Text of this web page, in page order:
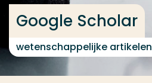
Google Scholar
wetenschappelijke